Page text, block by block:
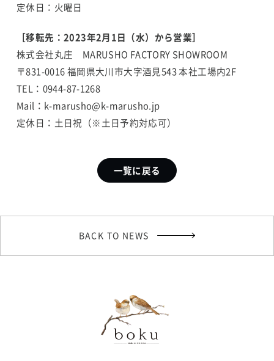
定休日：火曜日
［移転先：2023年2月1日（水）から営業］
株式会社丸庄 MARUSHO FACTORY SHOWROOM
〒831-0016 福岡県大川市大字酒見543 本社工場内2F
TEL：0944-87-1268
Mail：k-marusho@k-marusho.jp
定休日：土日祝（※土日予約対応可）
一覧に戻る
BACK TO NEWS